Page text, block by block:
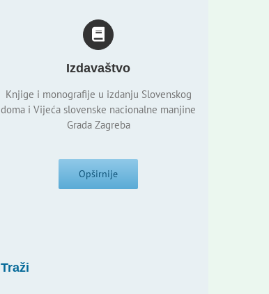
Izdavaštvo
Knjige i monografije u izdanju Slovenskog
doma i Vijeća slovenske nacionalne manjine
Grada Zagreba
Opširnije
Traži